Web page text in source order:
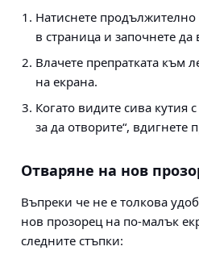
Натиснете продължително
в страница и започнете да
Влачете препратката към
на екрана.
Когато видите сива кутия
за да отворите“, вдигнете
Отваряне на нов
Въпреки че не е толкова
нов прозорец на по-малък
следните стъпки: